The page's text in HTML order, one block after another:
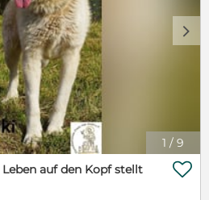
1 / 9
d
auf den Kopf stellt
